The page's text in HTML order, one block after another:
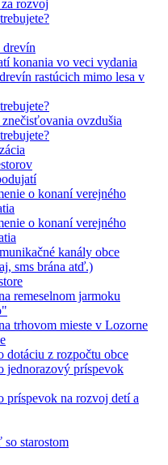
rozvoj
drevín
konania vo veci vydania
rastúcich mimo lesa v
ovzdušia
o konaní verejného
o konaní verejného
kanály obce
sms brána atď.)
remeselnom jarmoku
trhovom mieste v Lozorne
dotáciu z rozpočtu obce
jednorazový príspevok
príspevok na rozvoj detí a
so starostom